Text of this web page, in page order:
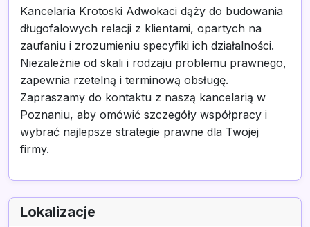
Kancelaria Krotoski Adwokaci dąży do budowania
długofalowych relacji z klientami, opartych na
zaufaniu i zrozumieniu specyfiki ich działalności.
Niezależnie od skali i rodzaju problemu prawnego,
zapewnia rzetelną i terminową obsługę.
Zapraszamy do kontaktu z naszą kancelarią w
Poznaniu, aby omówić szczegóły współpracy i
wybrać najlepsze strategie prawne dla Twojej
firmy.
Lokalizacje